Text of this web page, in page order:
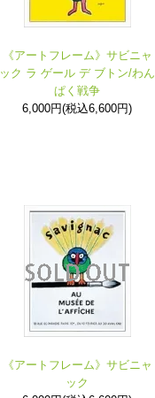
《アートフレーム》サビニャ
ック ラ ゲール デ ブトン/わん
ぱく戦争
6,000円(税込6,600円)
《アートフレーム》サビニャ
ック